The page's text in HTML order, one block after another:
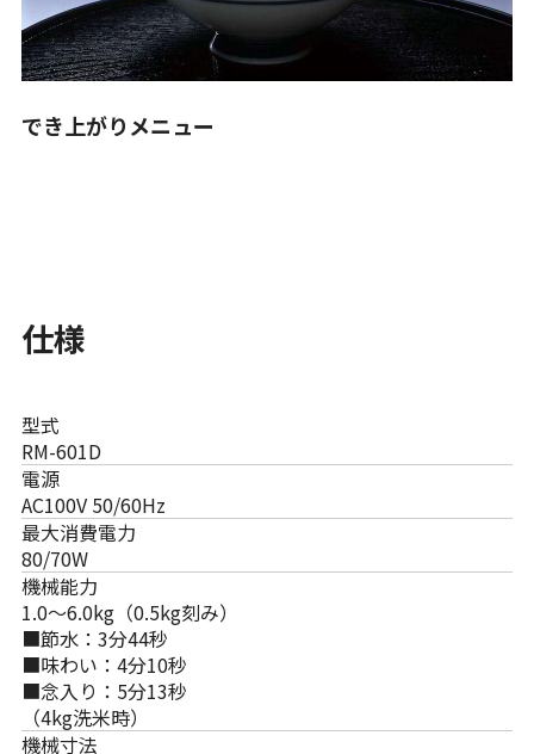
でき上がりメニュー
仕様
型式
RM-601D
電源
AC100V 50/60Hz
最大消費電力
80/70W
機械能力
1.0〜6.0kg（0.5kg刻み）
■節水：3分44秒
■味わい：4分10秒
■念入り：5分13秒
（4kg洗米時）
機械寸法